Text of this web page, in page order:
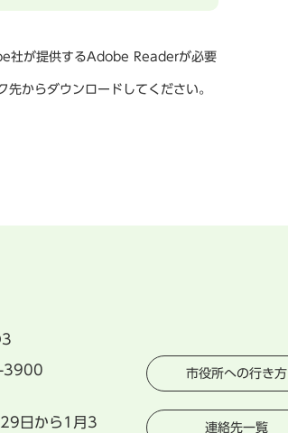
社が提供するAdobe Readerが必要
からダウンロードしてください。
3900
日から1月3
市役所への行き方
連絡先一覧